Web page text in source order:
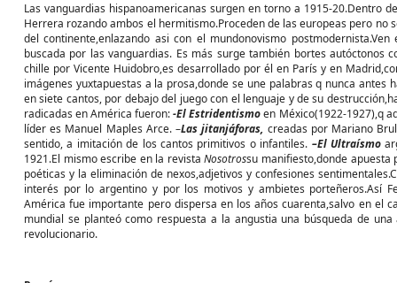
Las vanguardias hispanoamericanas surgen en torno a 1915-20.Dentro
Herrera rozando ambos el hermitismo.Proceden de las europeas pero
del continente,enlazando asi con el mundonovismo
buscada por las vanguardias. Es más surge también bortes autóctonos
chille por Vicente Huidobro,es desarrollado por él en París y en
imágenes yuxtapuestas a la prosa,donde se une palabras q nunca
en siete cantos, por debajo del juego con el lenguaje y de su
radicadas en América fueron:-El Estridentismoen México(1922-1927),q
líder es Manuel Maples Arce. –Las jitanjáforas, creadas por Mariano
sentido, a imitación de los cantos primitivos o infantiles. –El Ultraísmo
1921.El mismo escribe en la revistaNosotrossu manifiesto,donde
poéticas y la eliminación de nexos,adjetivos y confesiones
interés por lo argentino y por los motivos y ambietes porteñeros.Así
América fue importante pero dispersa en los años cuarenta,salvo en el
mundial se planteó como respuesta a la angustia una búsqueda de
revolucionario.